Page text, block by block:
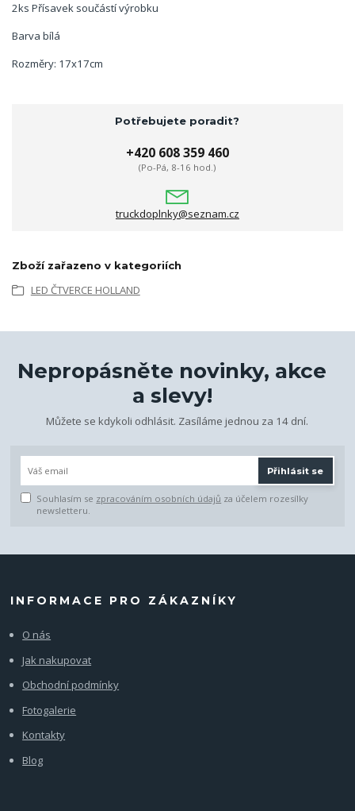
2ks Přísavek součástí výrobku
Barva bílá
Rozměry: 17x17cm
Potřebujete poradit?
+420 608 359 460
(Po-Pá, 8-16 hod.)
truckdoplnky@seznam.cz
Zboží zařazeno v kategoriích
LED ČTVERCE HOLLAND
Nepropásněte novinky, akce
a slevy!
Můžete se kdykoli odhlásit. Zasíláme jednou za 14 dní.
Přihlásit se
Souhlasím se zpracováním osobních údajů za účelem rozesílky
newsletteru.
INFORMACE PRO ZÁKAZNÍKY
O nás
Jak nakupovat
Obchodní podmínky
Fotogalerie
Kontakty
Blog